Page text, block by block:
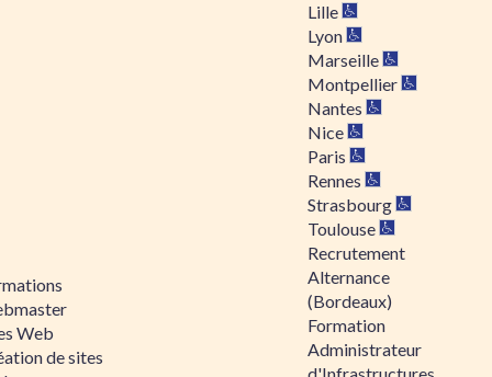
Web
de sites
Lille
Lyon
Marseille
Montpellier
Nantes
Nice
Paris
Rennes
Strasbourg
Toulouse
Recrutement
Alternance
(Bordeaux)
Formation
Administrateur